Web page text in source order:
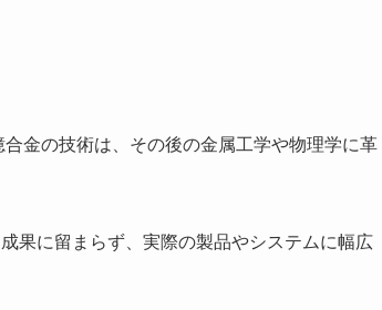
金の技術は、その後の金属工学や物理学に革
果に留まらず、実際の製品やシステムに幅広